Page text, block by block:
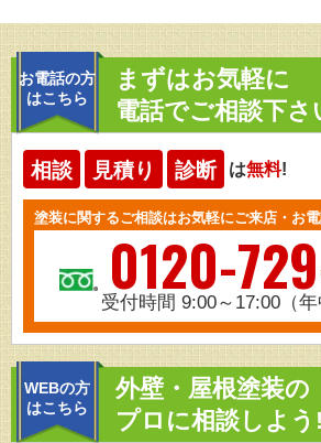
お電話の方
はこちら
まずはお気軽に
電話でご相談下さ
相談 見積り 診断 は無料!
塗装に関するご相談はお気軽にご来店・お
0120-
受付時間 9:00～17:00（年
WEBの方
はこちら
外壁・屋根塗装の
プロに相談しよう